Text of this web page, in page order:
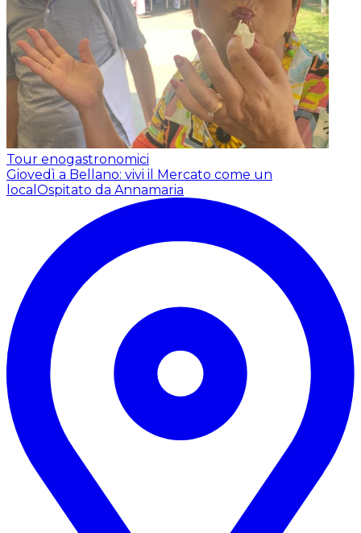
Tour enogastronomici
Giovedì a Bellano: vivi il Mercato come un
local Ospitato da Annamaria